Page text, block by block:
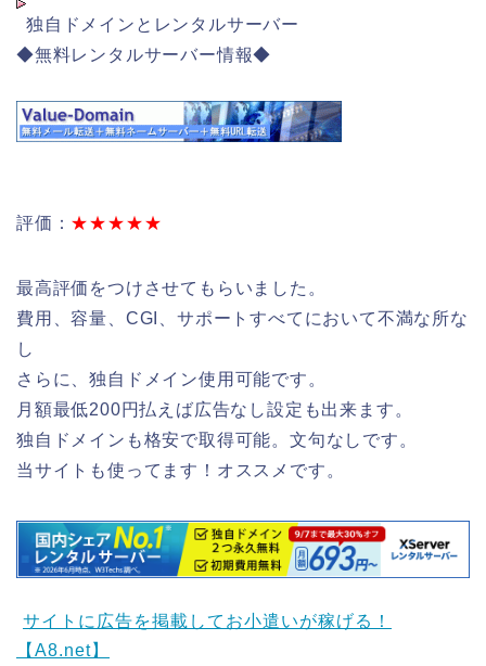
独自ドメインとレンタルサーバー
◆無料レンタルサーバー情報◆
評価： ★★★★★
最高評価をつけさせてもらいました。
費用、容量、CGI、サポートすべてにおいて不満な所な
し
さらに、独自ドメイン使用可能です。
月額最低200円払えば広告なし設定も出来ます。
独自ドメインも格安で取得可能。文句なしです。
当サイトも使ってます！オススメです。
サイトに広告を掲載してお小遣いが稼げる！
【A8.net】